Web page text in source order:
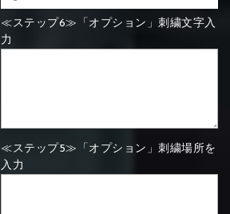
≪ステップ6≫「オプション」刺繍文字入
力
≪ステップ5≫「オプション」刺繍場所を
入力